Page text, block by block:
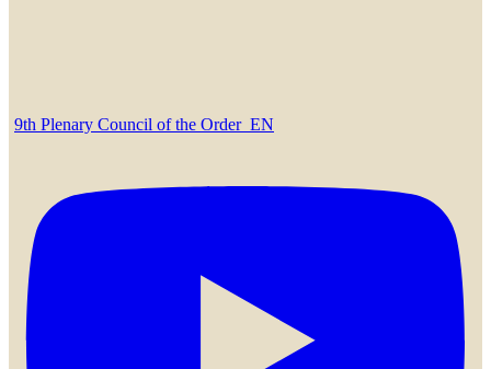
9th Plenary Council of the Order_EN